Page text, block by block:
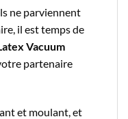
ne parviennent
il est temps de
Vacuum
partenaire
et moulant, et